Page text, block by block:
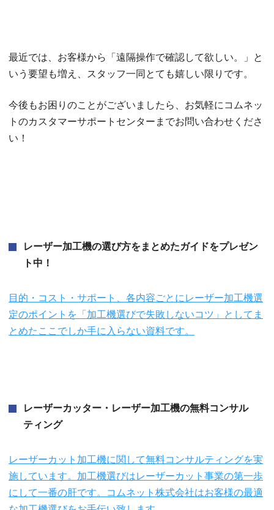
最近では、お客様から「遠隔操作で確認して欲しい。」と
いう要望も増え、スタッフ一同とても嬉しい限りです。
今後もお困りのことがございましたら、お気軽にコムネッ
トのカスタマーサポートセンターまでお問い合わせくださ
い！
レーザー加工機の選び方をまとめたガイドをプレゼン
ト中！
目的・コスト・サポート、各内容ごとにレーザー加工機選
定のポイントを「加工機選びで失敗しないコツ」としてま
とめたここでしか手に入らない資料です。
レーザーカッター・レーザー加工機の無料コンサル
ティング
レーザーカット加工機に関して無料コンサルティングを実
施しています。加工機選びはレーザーカット事業の第一歩
にして一番の肝です。コムネット株式会社はお客様の最適